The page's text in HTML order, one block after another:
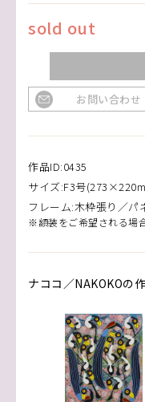
sold out
お問い合わせ
作品ID:0435
サイズ:F3号
フレーム:木枠張り／パ
※額装をご希望される場
ナココ／NAKOKOの